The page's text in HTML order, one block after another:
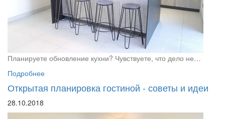
Планируете обновление кухни? Чувствуете, что дело не…
Подробнее
Открытая планировка гостиной - советы и идеи
28.10.2018